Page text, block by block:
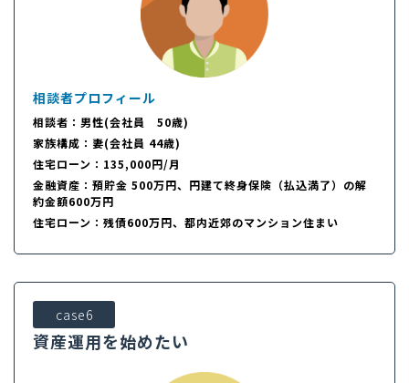
相談者プロフィール
相談者：男性(会社員 50歳)
家族構成：妻(会社員 44歳)
住宅ローン：135,000円/月
金融資産：預貯金 500万円、円建て終身保険（払込満了）の解
約金額600万円
住宅ローン：残債600万円、都内近郊のマンション住まい
資産運用を始めたい
case6